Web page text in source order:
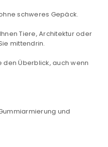
schweres Gepäck.
Tiere, Architektur oder
mittendrin.
den Überblick, auch wenn
und